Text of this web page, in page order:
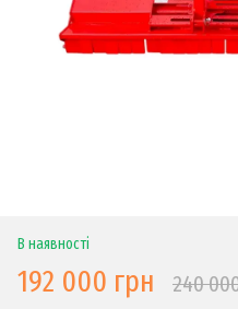
В наявності
192 000 грн 240